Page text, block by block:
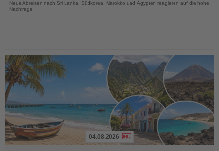
Neue Abreisen nach Sri Lanka, Südkorea, Marokko und Ägypten reagieren auf die hohe
Nachfrage
04.08.2026